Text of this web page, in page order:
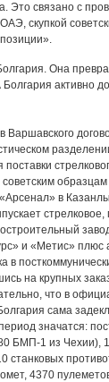
Это связано с
скупкой
Она
активно
Варшавского
в
стрелковое,
и «Метис» плюс
в
на крупных
что в
сама
значатся:
БМП-1 из Чехии),
4370